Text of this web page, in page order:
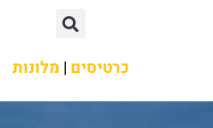
כרטיסים | מלונות